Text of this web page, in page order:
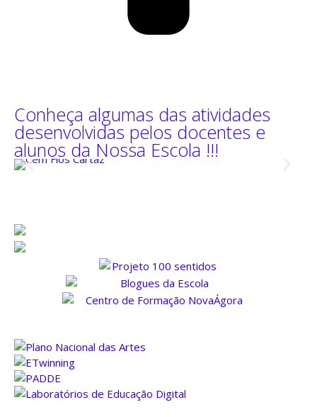
Conheça algumas das atividades
desenvolvidas pelos docentes e
alunos da Nossa Escola !!!